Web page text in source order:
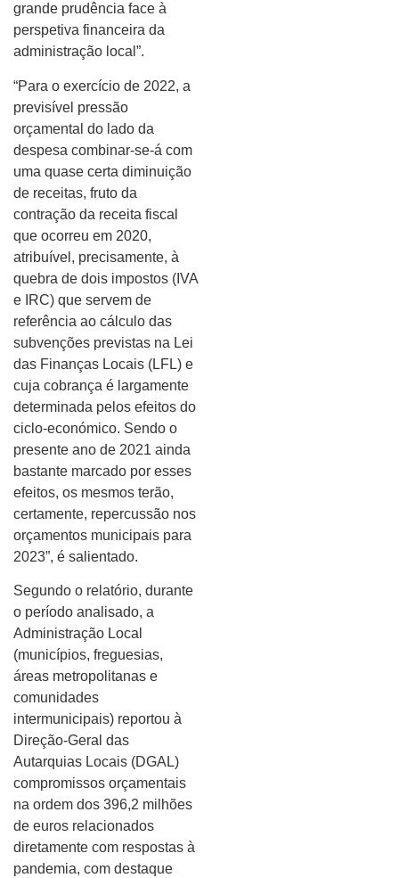
grande prudência face à
perspetiva financeira da
administração local”.
“Para o exercício de 2022, a
previsível pressão
orçamental do lado da
despesa combinar-se-á com
uma quase certa diminuição
de receitas, fruto da
contração da receita fiscal
que ocorreu em 2020,
atribuível, precisamente, à
quebra de dois impostos (IVA
e IRC) que servem de
referência ao cálculo das
subvenções previstas na Lei
das Finanças Locais (LFL) e
cuja cobrança é largamente
determinada pelos efeitos do
ciclo-económico. Sendo o
presente ano de 2021 ainda
bastante marcado por esses
efeitos, os mesmos terão,
certamente, repercussão nos
orçamentos municipais para
2023”, é salientado.
Segundo o relatório, durante
o período analisado, a
Administração Local
(municípios, freguesias,
áreas metropolitanas e
comunidades
intermunicipais) reportou à
Direção-Geral das
Autarquias Locais (DGAL)
compromissos orçamentais
na ordem dos 396,2 milhões
de euros relacionados
diretamente com respostas à
pandemia, com destaque